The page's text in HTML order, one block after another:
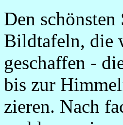
Den
Bildtafeln, die
geschaffen -
bis zur
zieren. Nach